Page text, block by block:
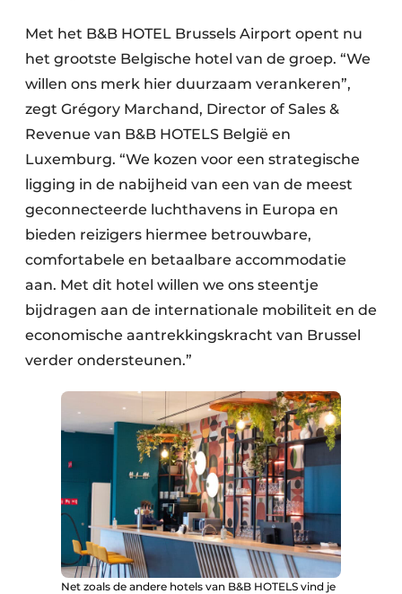
Met het B&B HOTEL Brussels Airport opent nu
het grootste Belgische hotel van de groep. “We
willen ons merk hier duurzaam verankeren”,
zegt Grégory Marchand, Director of Sales &
Revenue van B&B HOTELS België en
Luxemburg. “We kozen voor een strategische
ligging in de nabijheid van een van de meest
geconnecteerde luchthavens in Europa en
bieden reizigers hiermee betrouwbare,
comfortabele en betaalbare accommodatie
aan. Met dit hotel willen we ons steentje
bijdragen aan de internationale mobiliteit en de
economische aantrekkingskracht van Brussel
verder ondersteunen.”
Net zoals de andere hotels van B&B HOTELS vind je